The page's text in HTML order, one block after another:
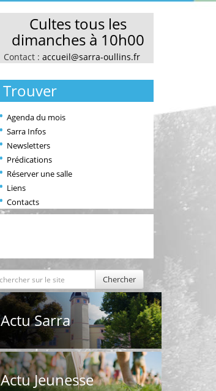
Cultes tous les
dimanches à 10h00
Contact :accueil@sarra-oullins.fr
Trouver
Agenda du mois
Sarra Infos
Newsletters
Prédications
Réserver une salle
Liens
Contacts
Chercher
Actu Sarra
Actu Jeunesse